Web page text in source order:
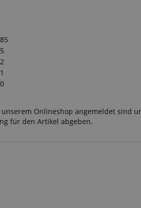
85
5
2
1
0
Onlineshop angemeldet sind
für den Artikel abgeben.